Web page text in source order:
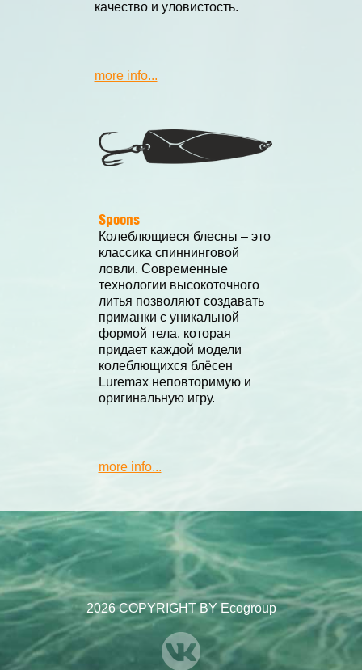
качество и уловистость.
more info...
Spoons
Колеблющиеся блесны – это
классика спиннинговой
ловли. Современные
технологии высокоточного
литья позволяют создавать
приманки с уникальной
формой тела, которая
придает каждой модели
колеблющихся блёсен
Luremax неповторимую и
оригинальную игру.
more info...
2026 COPYRIGHT BY Ecogroup